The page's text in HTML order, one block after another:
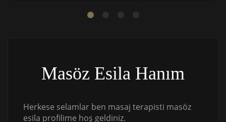
Masöz Esila Hanım
Herkese selamlar ben masaj terapisti masöz
esila profilime hoş geldiniz.